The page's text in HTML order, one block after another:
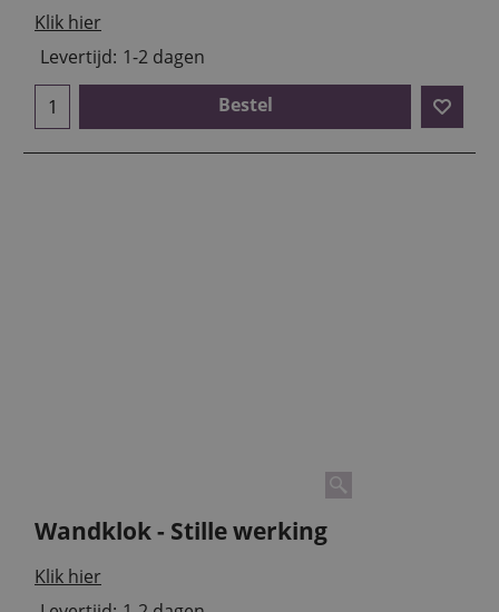
Klik hier
Levertijd: 1-2 dagen
Bestel
Wandklok - Stille werking
Klik hier